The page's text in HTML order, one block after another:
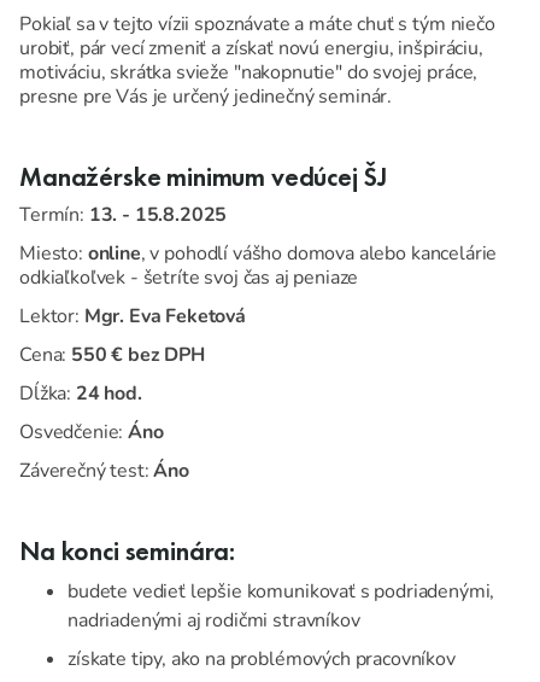
Pokiaľ sa v tejto vízii spoznávate a máte chuť s tým niečo
urobiť, pár vecí zmeniť a získať novú energiu, inšpiráciu,
motiváciu, skrátka svieže "nakopnutie" do svojej práce,
presne pre Vás je určený jedinečný seminár.
Manažérske minimum vedúcej ŠJ
Termín: 13. - 15.8.2025
Miesto: online, v pohodlí vášho domova alebo kancelárie
odkiaľkoľvek - šetríte svoj čas aj peniaze
Lektor: Mgr. Eva Feketová
Cena: 550 € bez DPH
Dĺžka: 24 hod.
Osvedčenie:Áno
Záverečný test:Áno
Na konci seminára:
budete vedieť lepšie komunikovať s podriadenými,
nadriadenými aj rodičmi stravníkov
získate tipy, ako na problémových pracovníkov